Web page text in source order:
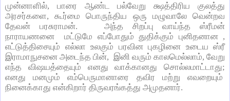
முன்னாளில், பாரை ஆண்ட பல்வேறு க்ஷத்திரிய குலத்து
அரசர்களை, கூர்மை பொருந்திய ஒரு மழுவாலே வென்றவ
தேவன் பரசுராமன்.
அந்த சிறப்பு வாய்ந்த ஸ்ரீமன்
நாராயணனை
மட்டுமே எப்போதும் துதிக்கும் புனிதனான ,
எட்டுத்திசையும் எல்லா உலகும் பரவின புகழினை உடைய ஸ்ரீ
இராமாநுசனை அடைந்த பின், இனி வரும் காலமெல்லாம், வேறு
எந்த விஷயத்தையும் எனது வாக்கானது சொல்லமாட்டாது;
எனது மனமும் எம்பெருமானாரை தவிர மற்று எவறையும்
நினைக்காது என்கிறார் திருவரங்கத்து அமுதனார்.